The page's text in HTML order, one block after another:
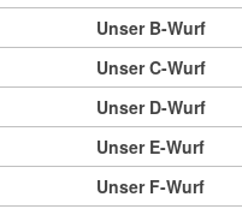
Unser B-Wurf
Unser C-Wurf
Unser D-Wurf
Unser E-Wurf
Unser F-Wurf